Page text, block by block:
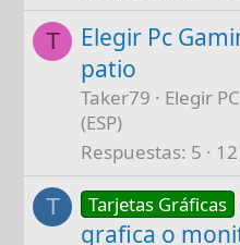
T
Elegir Pc
patio
Taker79
Elegir
(ESP)
Respuestas 5
T Tarjetas Gráficas
grafica o